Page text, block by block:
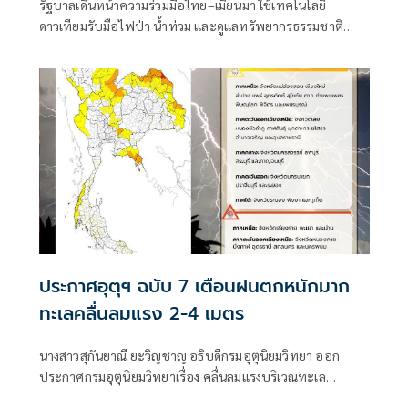
รัฐบาลเดินหน้าความร่วมมือไทย–เมียนมา ใช้เทคโนโลยี
ดาวเทียมรับมือไฟป่า น้ำท่วม และดูแลทรัพยากรธรรมชาติ
ประกาศอุตุฯ ฉบับ 7 เตือนฝนตกหนักมาก
ทะเลคลื่นลมแรง 2-4 เมตร
นางสาวสุกันยาณี ยะวิญชาญ อธิบดีกรมอุตุนิยมวิทยา ออก
ประกาศกรมอุตุนิยมวิทยาเรื่อง คลื่นลมแรงบริเวณทะเล